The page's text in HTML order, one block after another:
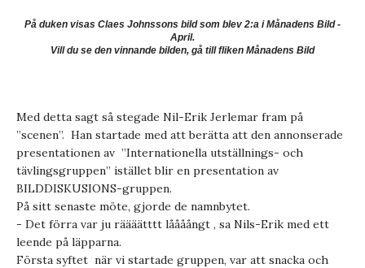
På duken visas Claes Johnssons bild som blev 2:a i Månadens Bild -
April.
Vill du se den vinnande bilden, gå till fliken Månadens Bild
Med detta sagt så stegade Nil-Erik Jerlemar fram på
”scenen”. Han startade med att berätta att den annonserade
presentationen av ”Internationella utställnings- och
tävlingsgruppen” istället blir en presentation av
BILDDISKUSIONS-gruppen.
På sitt senaste möte, gjorde de namnbytet.
- Det förra var ju räääätttt låååångt , sa Nils-Erik med ett
leende på läpparna.
Första syftet när vi startade gruppen, var att snacka och